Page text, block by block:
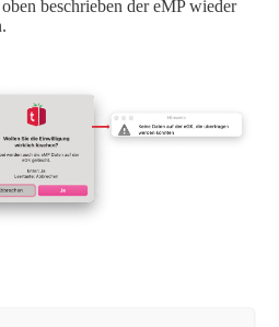
beschrieben der eMP wieder